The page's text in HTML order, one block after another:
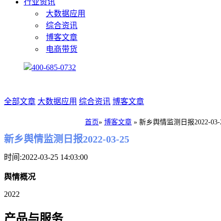
行业资讯
大数据应用
综合资讯
博客文章
电商带货
400-685-0732
全部文章 大数据应用 综合资讯 博客文章
首页» 博客文章 » 新乡舆情监测日报2022-03-
新乡舆情监测日报2022-03-25
时间:2022-03-25 14:03:00
舆情概况
2022